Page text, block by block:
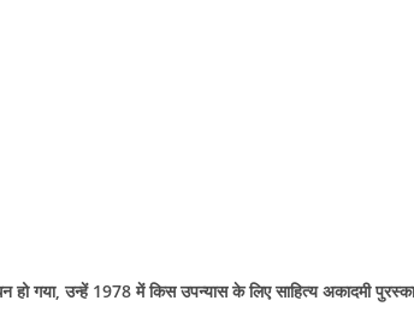
हो गया, उन्हें 1978 में किस उपन्यास के लिए साहित्य अकादमी